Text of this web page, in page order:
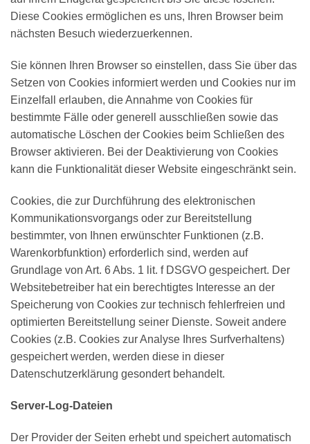
Diese Cookies ermöglichen es uns, Ihren Browser beim
nächsten Besuch wiederzuerkennen.
Sie können Ihren Browser so einstellen, dass Sie über das
Setzen von Cookies informiert werden und Cookies nur im
Einzelfall erlauben, die Annahme von Cookies für
bestimmte Fälle oder generell ausschließen sowie das
automatische Löschen der Cookies beim Schließen des
Browser aktivieren. Bei der Deaktivierung von Cookies
kann die Funktionalität dieser Website eingeschränkt sein.
Cookies, die zur Durchführung des elektronischen
Kommunikationsvorgangs oder zur Bereitstellung
bestimmter, von Ihnen erwünschter Funktionen (z.B.
Warenkorbfunktion) erforderlich sind, werden auf
Grundlage von Art. 6 Abs. 1 lit. f DSGVO gespeichert. Der
Websitebetreiber hat ein berechtigtes Interesse an der
Speicherung von Cookies zur technisch fehlerfreien und
optimierten Bereitstellung seiner Dienste. Soweit andere
Cookies (z.B. Cookies zur Analyse Ihres Surfverhaltens)
gespeichert werden, werden diese in dieser
Datenschutzerklärung gesondert behandelt.
Server-Log-Dateien
Der Provider der Seiten erhebt und speichert automatisch